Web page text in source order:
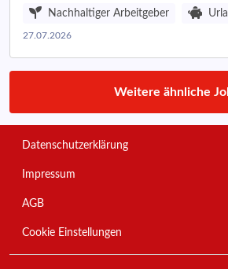
Nachhaltiger Arbeitgeber
27.07.2026
Weitere ähnliche
Datenschutzerklärung
Impressum
AGB
Cookie Einstellungen